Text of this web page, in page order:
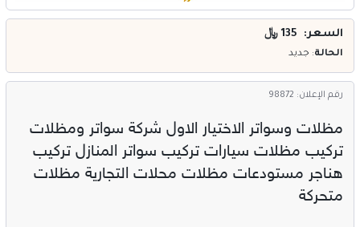
الشروط & السياسات
تسجيل دخول
السعر: 135 ﷼
الحالة: جديد
رقم الإعلان: 98872
مظلات وسواتر الاختيار الاول شركة سواتر ومظلات
تركيب مظلات سيارات تركيب سواتر المنازل تركيب
هناجر مستودعات مظلات محلات التجارية مظلات
متحركة